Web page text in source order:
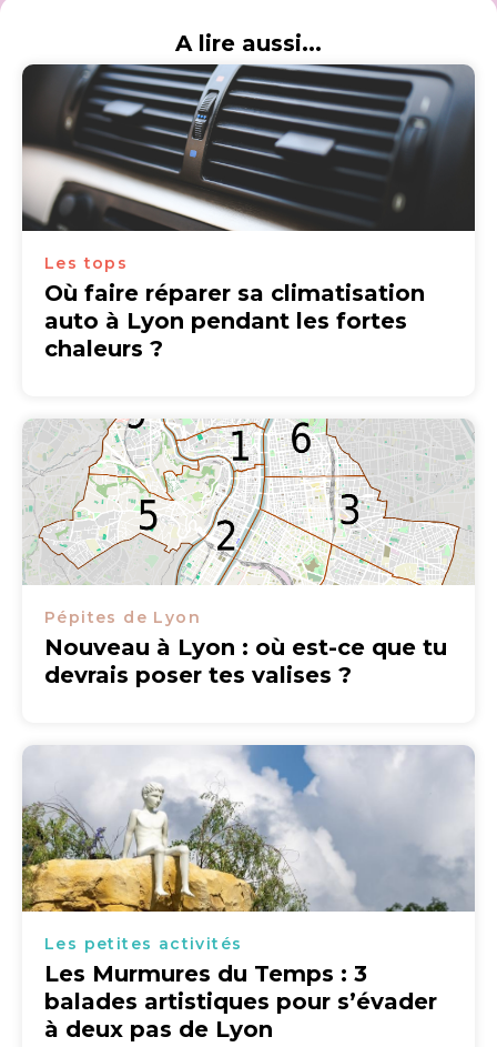
A lire aussi...
Les tops
Où faire réparer sa climatisation
auto à Lyon pendant les fortes
chaleurs ?
Pépites de Lyon
Nouveau à Lyon : où est-ce que tu
devrais poser tes valises ?
Les petites activités
Les Murmures du Temps : 3
balades artistiques pour s’évader
à deux pas de Lyon